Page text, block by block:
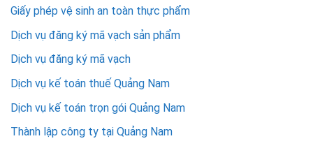
Giấy phép vệ sinh an toàn thực phẩm
Dịch vụ đăng ký mã vạch sản phẩm
Dịch vụ đăng ký mã vạch
Dịch vụ kế toán thuế Quảng Nam
Dịch vụ kế toán trọn gói Quảng Nam
Thành lập công ty tại Quảng Nam